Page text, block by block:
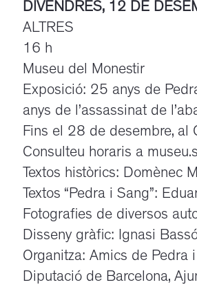
DIVENDRES, 12 DE
ALTRES
16 h
Museu del Monestir
Exposició: 25 anys de
anys de l’assassinat de
Fins el 28 de desembre, al
Consulteu horaris a
Textos històrics: Domènec
Textos “Pedra i Sang”:
Fotografies de diversos
Disseny gràfic: Ignasi
Organitza: Amics de Pedra
Diputació de Barcelona,